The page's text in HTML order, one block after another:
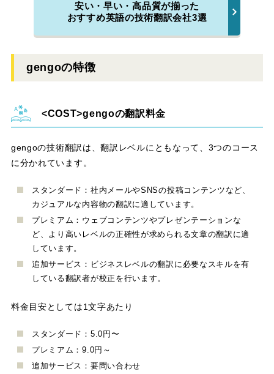
安い・早い・高品質が揃った
おすすめ英語の技術翻訳会社3選
gengoの特徴
gengoの翻訳料金
gengoの技術翻訳は、翻訳レベルにともなって、3つのコース
に分かれています。
スタンダード：社内メールやSNSの投稿コンテンツなど、
カジュアルな内容物の翻訳に適しています。
プレミアム：ウェブコンテンツやプレゼンテーションな
ど、より高いレベルの正確性が求められる文章の翻訳に適
しています。
追加サービス：ビジネスレベルの翻訳に必要なスキルを有
している翻訳者が校正を行います。
料金目安としては1文字あたり
スタンダード：5.0円〜
プレミアム：9.0円～
追加サービス：要問い合わせ